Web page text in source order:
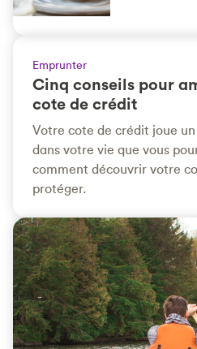
Emprunter
Cinq conseils pour
cote de crédit
Votre cote de crédit joue
dans votre vie que vous
comment découvrir votre
protéger.